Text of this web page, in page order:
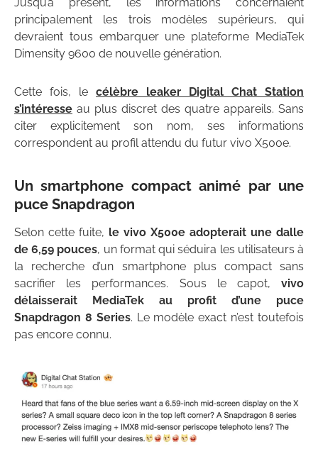
principalement les trois modèles supérieurs, qui
devraient tous embarquer une plateforme MediaTek
Dimensity 9600 de nouvelle génération.
Cette fois, le célèbre leaker Digital Chat Station
s’intéresse au plus discret des quatre appareils. Sans
citer explicitement son nom, ses informations
correspondent au profil attendu du futur vivo X500e.
Un smartphone compact animé par une
puce Snapdragon
Selon cette fuite, le vivo X500e adopterait une dalle
de 6,59 pouces, un format qui séduira les utilisateurs à
la recherche d’un smartphone plus compact sans
sacrifier les performances. Sous le capot, vivo
délaisserait MediaTek au profit d’une puce
Snapdragon 8 Series. Le modèle exact n’est toutefois
pas encore connu.